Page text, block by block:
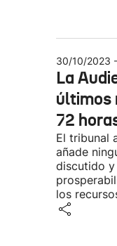
30/10/2023
La
últimos
72
El tribunal
añade
discutido y
los